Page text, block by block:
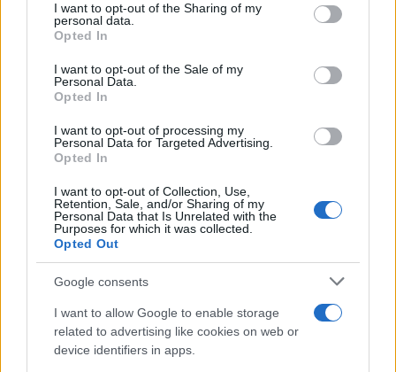
not limited to your visit or usage behaviour. You may click to
grant or deny consent to Google and its third-party tags to
use your data for below specified purposes in below Google
consent section.
I want to opt-out of the Sharing of my
personal data.
Opted In
I want to opt-out of the Sale of my
Personal Data.
Opted In
I want to opt-out of processing my
Personal Data for Targeted Advertising.
Opted In
I want to opt-out of Collection, Use,
Retention, Sale, and/or Sharing of my
Personal Data that Is Unrelated with the
Purposes for which it was collected.
Opted Out
Google consents
I want to allow Google to enable storage
related to advertising like cookies on web or
device identifiers in apps.
Beatriz Galindo en 2026
CIENCIA Y TECNOLOGÍA